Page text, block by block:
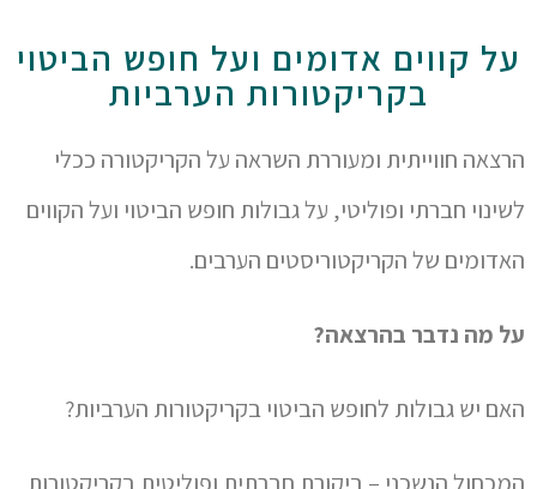
על קווים אדומים ועל חופש הביטוי
בקריקטורות הערביות
הרצאה חווייתית ומעוררת השראה על הקריקטורה ככלי
לשינוי חברתי ופוליטי, על גבולות חופש הביטוי ועל הקווים
האדומים של הקריקטוריסטים הערבים.
על מה נדבר בהרצאה?
האם יש גבולות לחופש הביטוי בקריקטורות הערביות?
המכחול הנשכני – ביקורת חברתית ופוליטית בקריקטורות